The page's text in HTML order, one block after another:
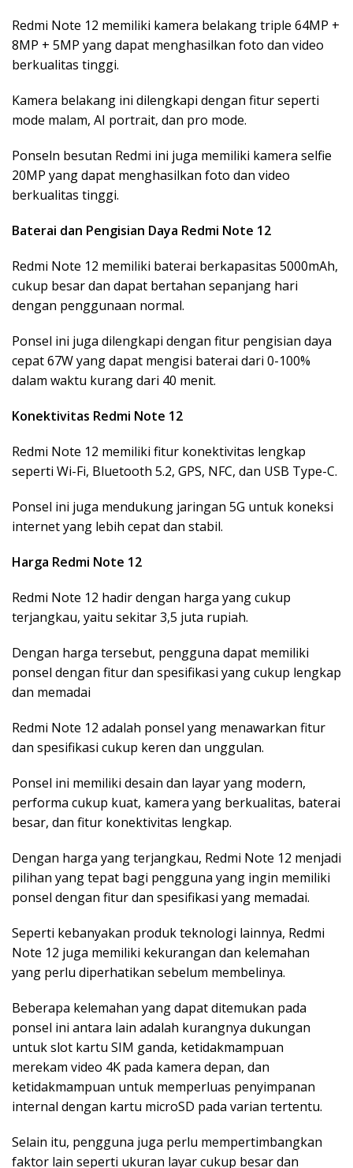
Redmi Note 12 memiliki kamera belakang triple 64MP +
8MP + 5MP yang dapat menghasilkan foto dan video
berkualitas tinggi.
Kamera belakang ini dilengkapi dengan fitur seperti
mode malam, AI portrait, dan pro mode.
Ponseln besutan Redmi ini juga memiliki kamera selfie
20MP yang dapat menghasilkan foto dan video
berkualitas tinggi.
Baterai dan Pengisian Daya Redmi Note 12
Redmi Note 12 memiliki baterai berkapasitas 5000mAh,
cukup besar dan dapat bertahan sepanjang hari
dengan penggunaan normal.
Ponsel ini juga dilengkapi dengan fitur pengisian daya
cepat 67W yang dapat mengisi baterai dari 0-100%
dalam waktu kurang dari 40 menit.
Konektivitas Redmi Note 12
Redmi Note 12 memiliki fitur konektivitas lengkap
seperti Wi-Fi, Bluetooth 5.2, GPS, NFC, dan USB Type-C.
Ponsel ini juga mendukung jaringan 5G untuk koneksi
internet yang lebih cepat dan stabil.
Harga Redmi Note 12
Redmi Note 12 hadir dengan harga yang cukup
terjangkau, yaitu sekitar 3,5 juta rupiah.
Dengan harga tersebut, pengguna dapat memiliki
ponsel dengan fitur dan spesifikasi yang cukup lengkap
dan memadai
Redmi Note 12 adalah ponsel yang menawarkan fitur
dan spesifikasi cukup keren dan unggulan.
Ponsel ini memiliki desain dan layar yang modern,
performa cukup kuat, kamera yang berkualitas, baterai
besar, dan fitur konektivitas lengkap.
Dengan harga yang terjangkau, Redmi Note 12 menjadi
pilihan yang tepat bagi pengguna yang ingin memiliki
ponsel dengan fitur dan spesifikasi yang memadai.
Seperti kebanyakan produk teknologi lainnya, Redmi
Note 12 juga memiliki kekurangan dan kelemahan
yang perlu diperhatikan sebelum membelinya.
Beberapa kelemahan yang dapat ditemukan pada
ponsel ini antara lain adalah kurangnya dukungan
untuk slot kartu SIM ganda, ketidakmampuan
merekam video 4K pada kamera depan, dan
ketidakmampuan untuk memperluas penyimpanan
internal dengan kartu microSD pada varian tertentu.
Selain itu, pengguna juga perlu mempertimbangkan
faktor lain seperti ukuran layar cukup besar dan